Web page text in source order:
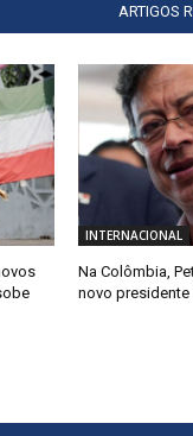
ARTIGOS
INTERNACIONAL
Na Colômbia,
novo